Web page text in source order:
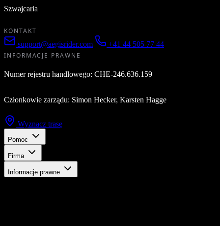
Szwajcaria
KONTAKT
support@aegisrider.com
+41 44 505 77 44
INFORMACJE PRAWNE
Numer rejestru handlowego: CHE-246.636.159
Członkowie zarządu: Simon Hecker, Karsten Hagge
Wyznacz trasę
Pomoc
Firma
Informacje prawne